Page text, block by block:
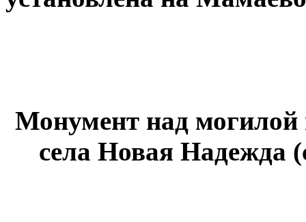
Монумент над могилой
села Новая Надежда